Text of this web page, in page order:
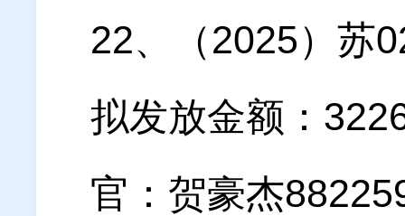
22、（2025）苏
拟发放金额：
官：贺豪杰